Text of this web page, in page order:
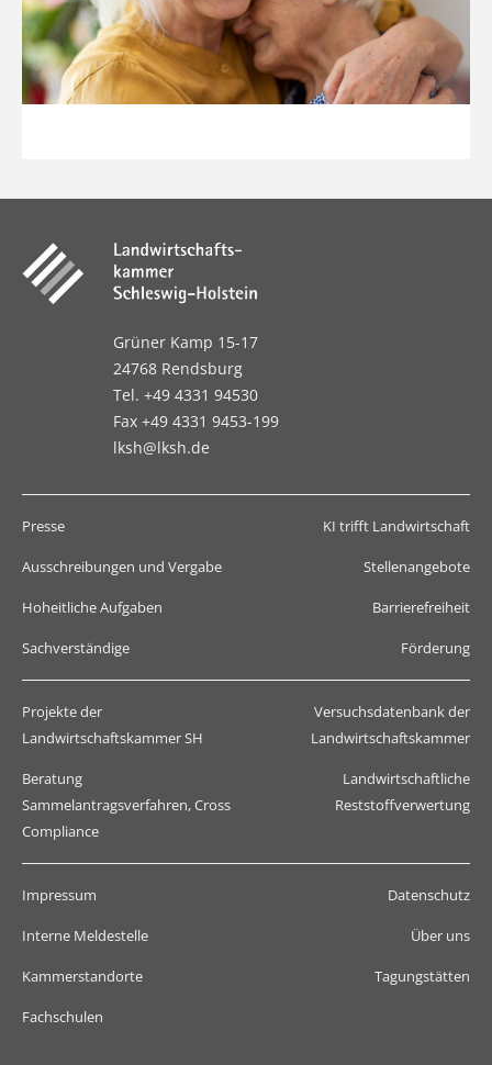
Grüner Kamp 15-17
24768 Rendsburg
Tel. +49 4331 94530
Fax +49 4331 9453-199
lksh@lksh.de
Presse KI trifft Landwirtschaft
Ausschreibungen und Vergabe Stellenangebote
Hoheitliche Aufgaben Barrierefreiheit
Sachverständige Förderung
Projekte der
Landwirtschaftskammer SH
Versuchsdatenbank der
Landwirtschaftskammer
Beratung
Sammelantragsverfahren, Cross
Compliance
Landwirtschaftliche
Reststoffverwertung
Impressum Datenschutz
Interne Meldestelle Über uns
Kammerstandorte Tagungstätten
Fachschulen